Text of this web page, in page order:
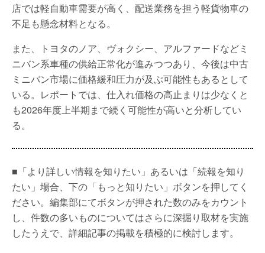
店では軽自動車需要が高く、配送業務を担う軽貨物車の
不足も懸念材料となる。
また、トヨタのノア、ヴォクシー、アルファードなどミ
ニバン系車種の供給正常化が進みつつあり、今後は中古
ミニバン市場に価格緩和圧力が及ぶ可能性もあるとして
いる。レポートでは、仕入れ価格の高止まりは少なくと
も2026年度上半期まで続く可能性が高いと分析してい
る。
■「より詳しい情報を知りたい」あるいは「続報を知り
たい」場合、下の「もっと知りたい」ボタンを押してく
ださい。編集部にてボタンが押された数のみをカウント
し、件数の多いものについてはさらに深掘り取材を実施
したうえで、詳細記事の掲載を積極的に検討します。